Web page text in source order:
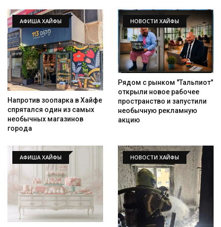
АФИША ХАЙФЫ
Напротив зоопарка в Хайфе
спрятался один из самых
необычных магазинов
города
НОВОСТИ ХАЙФЫ
Рядом с рынком "Тальпиот"
открыли новое рабочее
пространство и запустили
необычную рекламную
акцию
АФИША ХАЙФЫ НОВОСТИ ХАЙФЫ